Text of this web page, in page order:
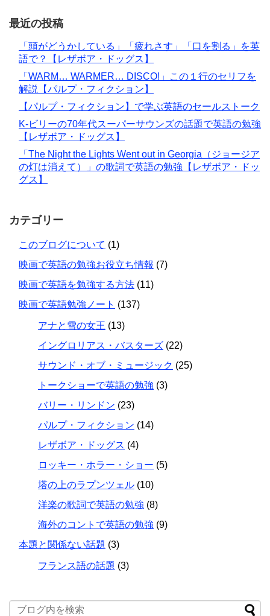
最近の投稿
「頭がどうかしている」「疲れさす」「口を割る」を英
語で？【レザボア・ドッグス】
「WARM… WARMER… DISCO!」この１行のセリフを
解説【パルプ・フィクション】
【パルプ・フィクション】で学ぶ英語のセールストーク
K-ビリーの70年代スーパーサウンズの話題で英語の勉強
【レザボア・ドッグス】
「The Night the Lights Went out in Georgia（ジョージア
の灯は消えて）」の歌詞で英語の勉強【レザボア・ドッ
グス】
カテゴリー
このブログについて (1)
映画で英語の勉強お役立ち情報 (7)
映画で英語を勉強する方法 (11)
映画で英語勉強ノート (137)
アナと雪の女王 (13)
イングロリアス・バスターズ (22)
サウンド・オブ・ミュージック (25)
トークショーで英語の勉強 (3)
バリー・リンドン (23)
パルプ・フィクション (14)
レザボア・ドッグス (4)
ロッキー・ホラー・ショー (5)
塔の上のラプンツェル (10)
洋楽の歌詞で英語の勉強 (8)
海外のコントで英語の勉強 (9)
本題と関係ない話題 (3)
フランス語の話題 (3)